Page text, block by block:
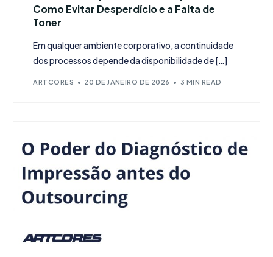
Como Evitar Desperdício e a Falta de
Toner
Em qualquer ambiente corporativo, a continuidade
dos processos depende da disponibilidade de […]
ARTCORES 20 DE JANEIRO DE 2026 3 MIN READ